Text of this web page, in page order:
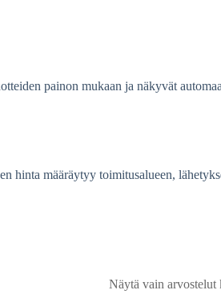
painon mukaan ja näkyvät
hinta määräytyy toimitusalueen,
Näytä vain arvostelut